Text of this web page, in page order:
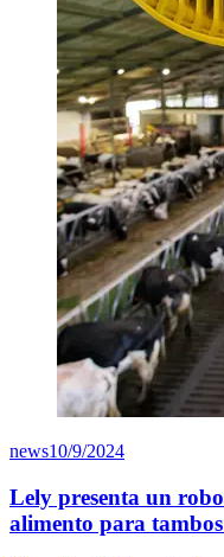
news10/9/2024
Lely presenta un
alimento para